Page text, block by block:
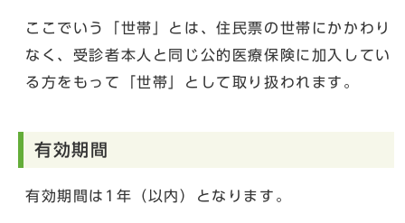
ここでいう「世帯」とは、住民票の世帯にかかわり
なく、受診者本人と同じ公的医療保険に加入してい
る方をもって「世帯」として取り扱われます。
有効期間
有効期間は1年（以内）となります。